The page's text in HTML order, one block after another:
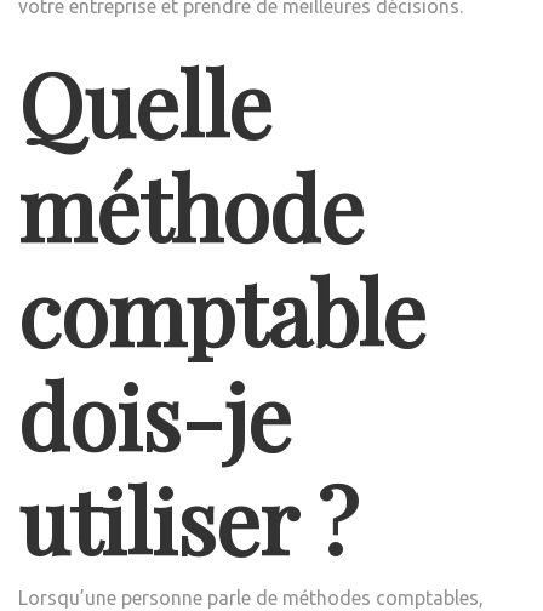
votre entreprise et prendre de meilleures décisions.
Quelle
méthode
comptable
dois-je
utiliser ?
Lorsqu’une personne parle de méthodes comptables,